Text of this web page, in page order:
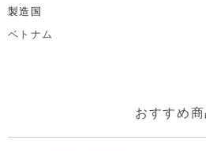
製造国
ベトナム
おすすめ商